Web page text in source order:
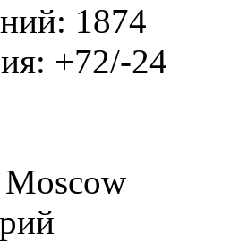
1874
+72/-24